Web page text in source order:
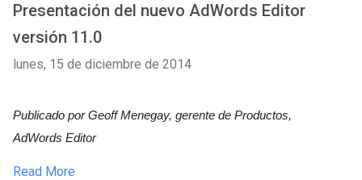
Presentación del nuevo AdWords Editor
versión 11.0
lunes, 15 de diciembre de 2014
Publicado por Geoff Menegay, gerente de Productos,
AdWords Editor
Read More